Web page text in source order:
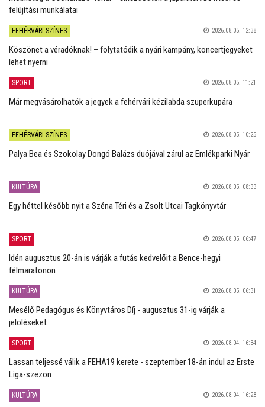
felújítási munkálatai
FEHÉRVÁRI SZÍNES 2026.08.05. 12:38
Köszönet a véradóknak! – folytatódik a nyári kampány, koncertjegyeket
lehet nyerni
SPORT 2026.08.05. 11:21
Már megvásárolhatók a jegyek a fehérvári kézilabda szuperkupára
FEHÉRVÁRI SZÍNES 2026.08.05. 10:25
Palya Bea és Szokolay Dongó Balázs duójával zárul az Emlékparki Nyár
KULTÚRA 2026.08.05. 08:33
Egy héttel később nyit a Széna Téri és a Zsolt Utcai Tagkönyvtár
SPORT 2026.08.05. 06:47
Idén augusztus 20-án is várják a futás kedvelőit a Bence-hegyi
félmaratonon
KULTÚRA 2026.08.05. 06:31
Mesélő Pedagógus és Könyvtáros Díj - augusztus 31-ig várják a
jelöléseket
SPORT 2026.08.04. 16:34
Lassan teljessé válik a FEHA19 kerete - szeptember 18-án indul az Erste
Liga-szezon
KULTÚRA 2026.08.04. 16:28